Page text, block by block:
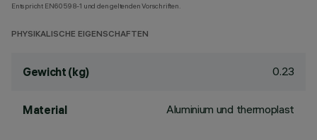
Entspricht EN60598-1 und den geltenden Vorschriften.
PHYSIKALISCHE EIGENSCHAFTEN
Gewicht (kg) 0.23
Material Aluminium und thermoplast